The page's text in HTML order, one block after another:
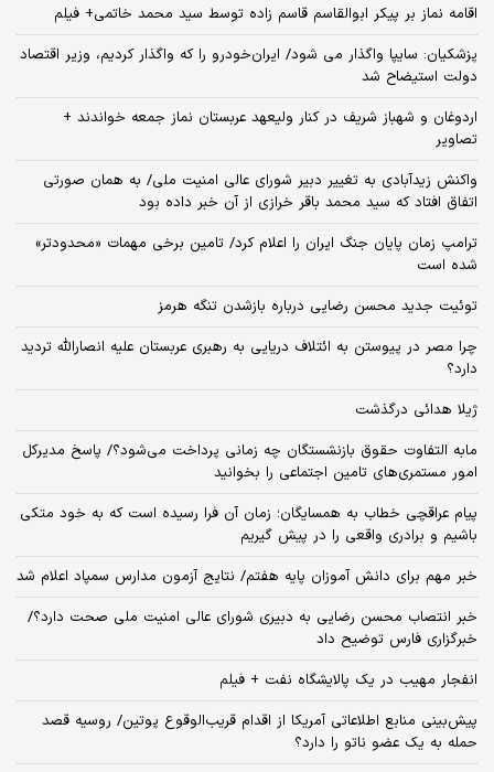
اقامه نماز بر پیکر ابوالقاسم قاسم زاده توسط سید محمد خاتمی+ فیلم
پزشکیان: سایپا واگذار می شود/ ایران‌خودرو را که واگذار کردیم، وزیر اقتصاد
دولت استیضاح شد
اردوغان و شهباز شریف در کنار ولیعهد عربستان نماز جمعه خواندند +
تصاویر
واکنش زیدآبادی به تغییر دبیر شورای عالی امنیت ملی/ به همان صورتی
اتفاق افتاد که سید محمد باقر خرازی از آن خبر داده بود
ترامپ زمان پایان جنگ ایران را اعلام کرد/ تامین برخی مهمات «محدودتر»
شده است
توئیت جدید محسن رضایی درباره بازشدن تنگه هرمز
چرا مصر در پیوستن به ائتلاف دریایی به رهبری عربستان علیه انصارالله تردید
دارد؟
ژیلا هدائی درگذشت
مابه التفاوت حقوق بازنشستگان چه زمانی پرداخت می‌شود؟/ پاسخ مدیرکل
امور مستمری‌های تامین اجتماعی را بخوانید
پیام عراقچی خطاب به همسایگان؛ زمان آن فرا رسیده است که به خود متکی
باشیم و برادری واقعی را در پیش گیریم
خبر مهم برای دانش آموزان پایه هفتم/ نتایج آزمون مدارس سمپاد اعلام شد
خبر انتصاب محسن رضایی به دبیری شورای عالی امنیت ملی صحت دارد؟/
خبرگزاری فارس توضیح داد
انفجار مهیب در یک پالایشگاه نفت + فیلم
پیش‌بینی منابع اطلاعاتی آمریکا از اقدام قریب‌الوقوع پوتین/ روسیه قصد
حمله به یک عضو ناتو را دارد؟